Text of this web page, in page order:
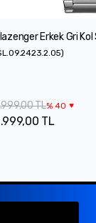
Erkek Gri
)
TL% 40
TL